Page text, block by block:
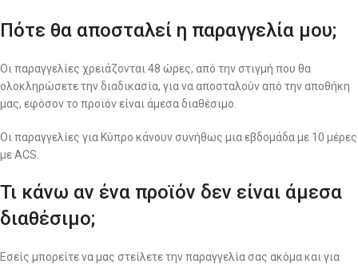
Πότε θα αποσταλεί η παραγγελία μου;
Οι παραγγελίες χρειάζονται 48 ώρες, από την στιγμή που θα
ολοκληρώσετε την διαδικασία, για να αποσταλούν από την αποθήκη
μας, εφόσον το προϊόν είναι άμεσα διαθέσιμο.
Οι παραγγελίες για Κύπρο κάνουν συνήθως μια εβδομάδα με 10 μέρες
με ACS.
Τι κάνω αν ένα προϊόν δεν είναι άμεσα
διαθέσιμο;
Εσείς μπορείτε να μας στείλετε την παραγγελία σας ακόμα και για